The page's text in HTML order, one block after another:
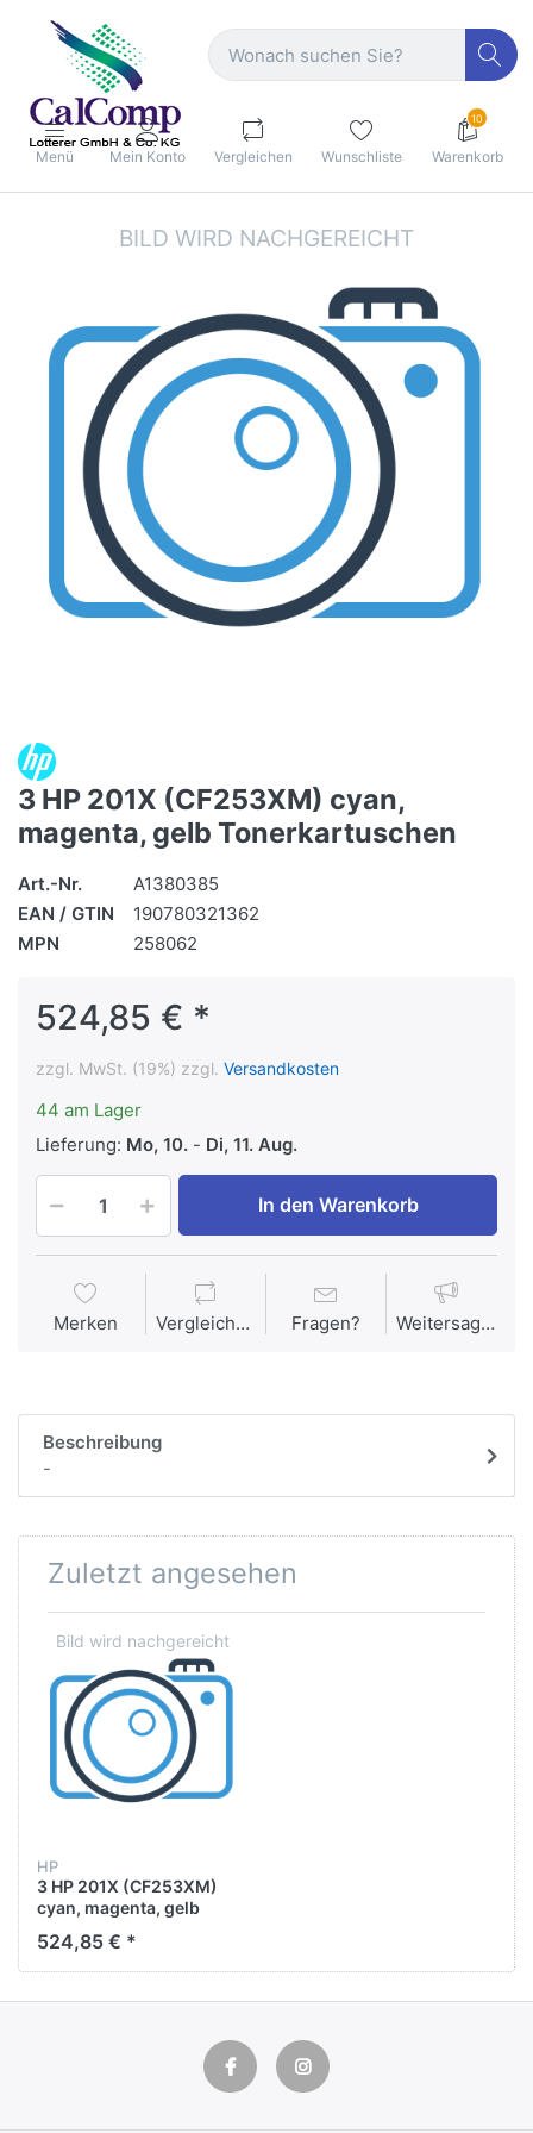
Menü Mein Konto Vergleichen Wunschliste
10
Warenkorb
3 HP 201X (CF253XM) cyan,
magenta, gelb Tonerkartuschen
Art.-Nr.
A1380385
EAN / GTIN
190780321362
MPN
258062
524,85 € *
zzgl. MwSt. (19%) zzgl. Versandkosten
44 am Lager
Lieferung: Mo, 10. - Di, 11. Aug.
In den Warenkorb
Merken Vergleichen Fragen? Weitersagen
Beschreibung
-
Zuletzt angesehen
HP
3 HP 201X (CF253XM)
cyan, magenta, gelb
Tonerkartuschen
524,85 € *